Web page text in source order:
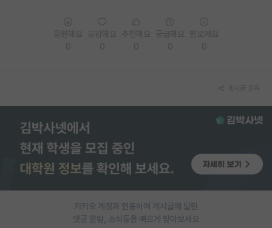
카카오 계정과 연동하여 게시글에 달린
댓글 알람, 소식등을 빠르게 받아보세요